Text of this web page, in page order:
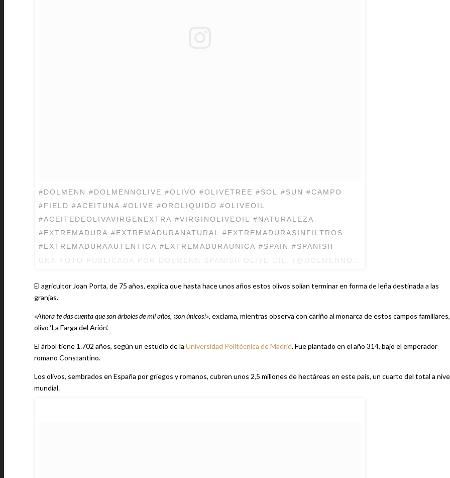
#DOLMENN #DOLMENNOLIVE #OLIVO #OLIVETREE #SOL #SUN #CAMPO
#FIELD #ACEITUNA #OLIVE #OROLIQUIDO #OLIVEOIL
#ACEITEDEOLIVAVIRGENEXTRA #VIRGINOLIVEOIL #NATURALEZA
#EXTREMADURA #EXTREMADURANATURAL #EXTREMADURASINFILTROS
#EXTREMADURAAUTENTICA #EXTREMADURAUNICA #SPAIN #SPANISH
El agricultor Joan Porta, de 75 años, explica que hasta hace unos años estos olivos solían terminar en forma de leña destinada a las
granjas.
«Ahora te das cuenta que son árboles de mil años, ¡son únicos!», exclama, mientras observa con cariño al monarca de estos campos
olivo ‘La Farga del Arión’.
El árbol tiene 1.702 años, según un estudio de la Universidad Politécnica de Madrid. Fue plantado en el año 314, bajo el emperador
romano Constantino.
Los olivos, sembrados en España por griegos y romanos, cubren unos 2,5 millones de hectáreas en este país, un cuarto del total a
mundial.